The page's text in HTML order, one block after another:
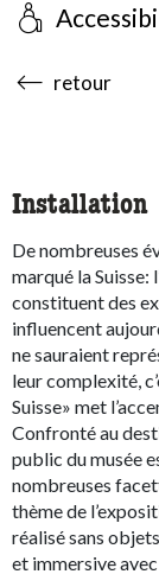
retour
Installation
De nombreuses
marqué la Suisse:
constituent des
influencent
ne sauraient
leur complexité,
Suisse» met
Confronté au
public du musée
nombreuses
thème de
réalisé sans
et immersive